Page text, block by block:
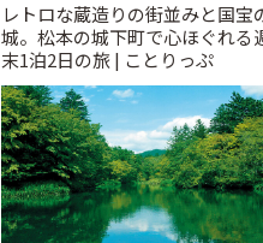
レトロな蔵造りの街並みと国宝
城。松本の城下町で心ほぐれる
末1泊2日の旅 | ことりっぷ